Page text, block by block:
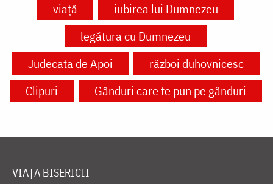
viață
iubirea lui Dumnezeu
legătura cu Dumnezeu
Judecata de Apoi
război duhovnicesc
Clipuri
Gânduri care te pun pe gânduri
VIAȚA BISERICII